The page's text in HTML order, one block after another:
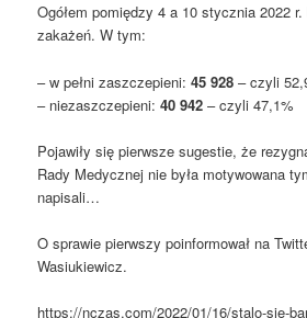
Ogółem pomiędzy 4 a 10 stycznia 2022
zakażeń. W tym:
– w pełni zaszczepieni:45 928 – czyli
– niezaszczepieni:40 942 – czyli 47,1%
Pojawiły się pierwsze sugestie, że
Rady Medycznej nie była motywowana
napisali…
O sprawie pierwszy poinformował na
Wasiukiewicz.
https://nczas.com/2022/01/16/stalo-sie-